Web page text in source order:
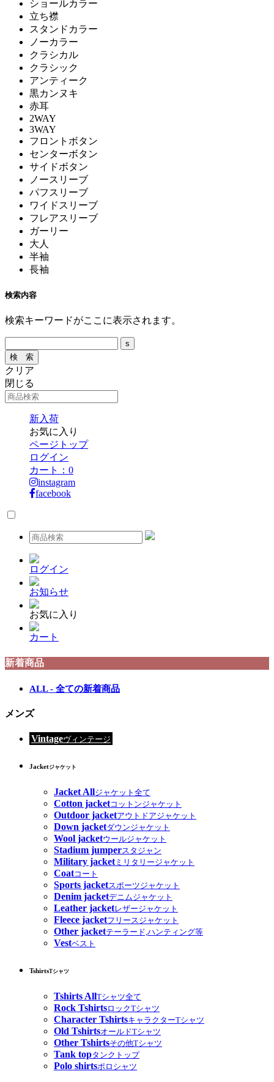
ショールカラー
立ち襟
スタンドカラー
ノーカラー
クラシカル
クラシック
アンティーク
黒カンヌキ
赤耳
2WAY
3WAY
フロントボタン
センターボタン
サイドボタン
ノースリーブ
パフスリーブ
ワイドスリーブ
フレアスリーブ
ガーリー
大人
半袖
長袖
検索内容
検索キーワードがここに表示されます。
クリア
閉じる
新入荷
お気に入り
ページトップ
ログイン
カート： 0
instagram
facebook
ログイン
お知らせ
お気に入り
カート
新着商品
ALL - 全ての新着商品
メンズ
Vintageヴィンテージ
Jacketジャケット
Jacket Allジャケット全て
Cotton jacketコットンジャケット
Outdoor jacketアウトドアジャケット
Down jacketダウンジャケット
Wool jacketウールジャケット
Stadium jumperスタジャン
Military jacketミリタリージャケット
Coatコート
Sports jacketスポーツジャケット
Denim jacketデニムジャケット
Leather jacketレザージャケット
Fleece jacketフリースジャケット
Other jacketテーラード,ハンティング等
Vestベスト
TshirtsTシャツ
Tshirts AllTシャツ全て
Rock TshirtsロックTシャツ
Character TshirtsキャラクターTシャツ
Old TshirtsオールドTシャツ
Other Tshirtsその他Tシャツ
Tank topタンクトップ
Polo shirtsポロシャツ